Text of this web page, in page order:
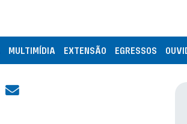
MULTIMÍDIA EXTENSÃO EGRESSOS